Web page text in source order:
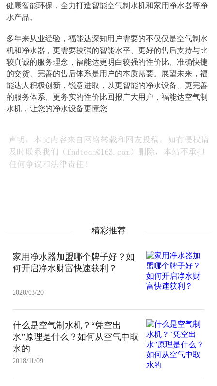
健康智能环保，全力打造智能空气制水机和家用净水器等净
水产品。
多年来从业经验，福能达深知用户需要的不仅仅是空气制水
机和净水器，更需要较强的智能水平、更好的售后支持与比
较真诚的服务理念，福能达更明白较强的性价比、准确快捷
的交货、完善的售后体系是用户的本质需要。展望未来，福
能达人积极创新，锐意进取，以更智能的净水设备、更完善
的服务体系、更务实的性价比回报广大用户，福能达空气制
水机，让您的净水设备更懂您!
精彩推荐
家用净水器加盟哪个牌子好？如
何开启净水财富快速获利？
2020/03/20
什么是空气制水机？“凭空出
水”原理是什么？如何从空气中取
水的
2018/11/09